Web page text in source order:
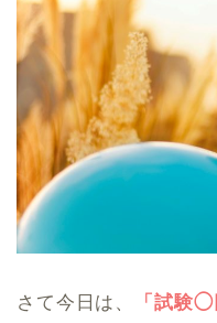
さて今日は、
「試験